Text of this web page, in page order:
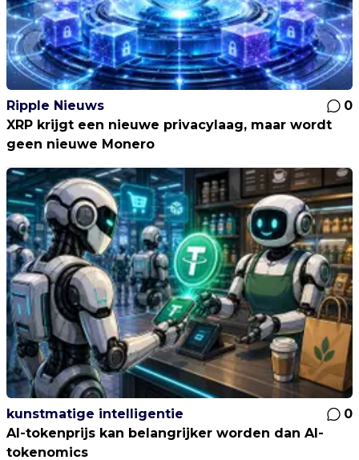
Ripple Nieuws
0
XRP krijgt een nieuwe privacylaag, maar wordt
geen nieuwe Monero
kunstmatige intelligentie
0
AI-tokenprijs kan belangrijker worden dan AI-
tokenomics